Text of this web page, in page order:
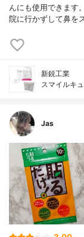
んにも使用できます
院に行かずして鼻を
新鋭工業
スマイルキ
Jas